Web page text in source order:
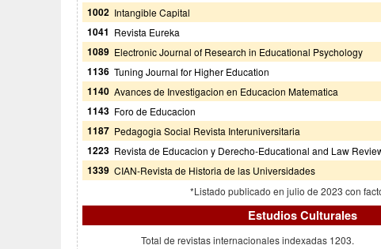
1002 Intangible Capital
1041 Revista Eureka
1089 Electronic Journal of Research in Educational Psychology
1136 Tuning Journal for Higher Education
1140 Avances de Investigacion en Educacion Matematica
1143 Foro de Educacion
1187 Pedagogia Social Revista Interuniversitaria
1223 Revista de Educacion y Derecho-Educational and Law
1339 CIAN-Revista de Historia de las Universidades
*Listado publicado en julio de 2023 con
Estudios Culturales
Total de revistas internacionales indexadas 1203.